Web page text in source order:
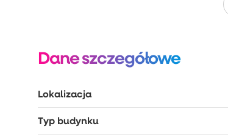
Dane szczegółowe
Lokalizacja
Typ budynku